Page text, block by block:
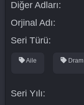
Diğer Adları:
Orjinal Adı:
Seri Türü:
Aile Dram
Seri Yılı: